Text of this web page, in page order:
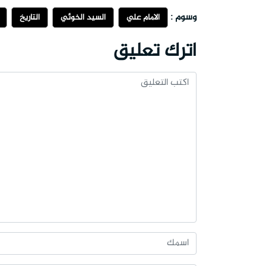
وسوم : الامام علي السيد الخوئي التاريخ
اترك تعليق